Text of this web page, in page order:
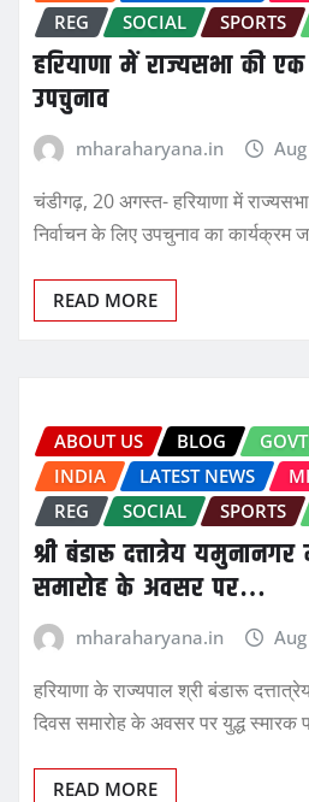
REG
SOCIAL SPORTS
हरियाणा में राज्यसभा की
उपचुनाव
mharaharyana.in
चंडीगढ़, 20 अगस्त- हरियाणा में
निर्वाचन के लिए उपचुनाव का कार्यक्रम
READ MORE
ABOUT US BLOG
INDIA
LATEST NEWS
REG
SOCIAL SPORTS
श्री बंडारू दत्तात्रेय यमुनानगर
समारोह के अवसर पर…
mharaharyana.in
हरियाणा के राज्यपाल श्री बंडारू
दिवस समारोह के अवसर पर युद्ध स्मारक
READ MORE